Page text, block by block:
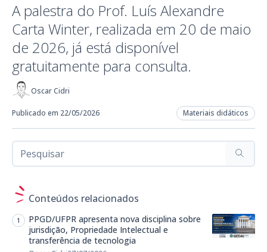
A palestra do Prof. Luís Alexandre
Carta Winter, realizada em 20 de maio
de 2026, já está disponível
gratuitamente para consulta.
Oscar Cidri
Publicado em 22/05/2026 Materiais didáticos
Conteúdos relacionados
PPGD/UFPR apresenta nova disciplina sobre
jurisdição, Propriedade Intelectual e
transferência de tecnologia